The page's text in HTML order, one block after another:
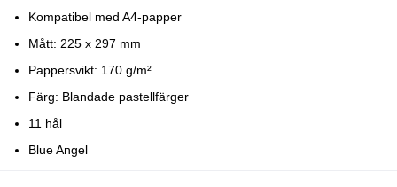
Kompatibel med A4-papper
Mått: 225 x 297 mm
Pappersvikt: 170 g/m²
Färg: Blandade pastellfärger
11 hål
Blue Angel